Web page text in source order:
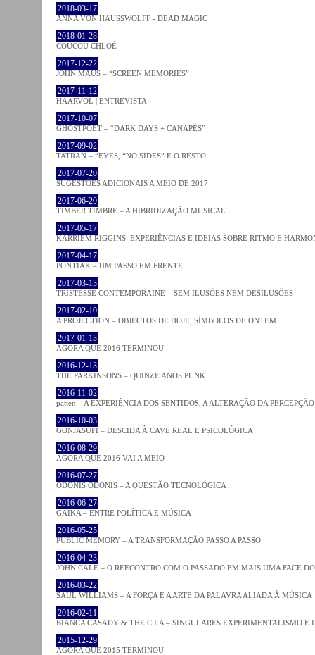
2018-03-17
ANNA VON HAUSSWOLFF - DEAD MAGIC
2018-01-28
COUCOU CHLOÉ
2017-12-22
JOHN MAUS – “SCREEN MEMORIES”
2017-11-12
HAARVÖL | ENTREVISTA
2017-10-07
GHOSTPOET – “DARK DAYS + CANAPÉS”
2017-09-02
TATRAN – “EYES, “NO SIDES” E O RESTO
2017-07-20
SUGESTÕES ADICIONAIS A MEIO DE 2017
2017-06-20
TIMBER TIMBRE – A HIBRIDIZAÇÃO MUSICAL
2017-05-17
KARRIEM RIGGINS: EXPERIÊNCIAS E IDEIAS SOBRE RITMO E
2017-04-17
PONTIAK – UM PASSO EM FRENTE
2017-03-13
TRISTESSE CONTEMPORAINE – SEM ILUSÕES NEM DESILUSÕES
2017-02-10
A PROJECTION – OBJECTOS DE HOJE, SÍMBOLOS DE ONTEM
2017-01-13
AGORA QUE 2016 TERMINOU
2016-12-13
THE PARKINSONS – QUINZE ANOS PUNK
2016-11-02
patten – A EXPERIÊNCIA DOS SENTIDOS, A ALTERAÇÃO DA PERCEPÇÃO
2016-10-03
GONJASUFI – DESCIDA À CAVE REAL E PSICOLÓGICA
2016-08-29
AGORA QUE 2016 VAI A MEIO
2016-07-27
ODONIS ODONIS – A QUESTÃO TECNOLÓGICA
2016-06-27
GAIKA – ENTRE POLÍTICA E MÚSICA
2016-05-25
PUBLIC MEMORY – A TRANSFORMAÇÃO PASSO A PASSO
2016-04-23
JOHN CALE – O REECONTRO COM O PASSADO EM MAIS UMA FACE
2016-03-22
SAUL WILLIAMS – A FORÇA E A ARTE DA PALAVRA ALIADA À MÚSICA
2016-02-11
BIANCA CASADY & THE C.I.A – SINGULARES EXPERIMENTALISMO E
2015-12-29
AGORA QUE 2015 TERMINOU